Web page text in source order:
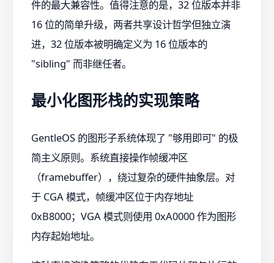
件的最大兼容性。值得注意的是，32 位版本并非
16 位的简单升级，两者共享设计哲学但独立演
进，32 位版本被明确定义为 16 位版本的
"sibling" 而非继任者。
最小化图形栈的实现策略
GentleOS 的图形子系统体现了 "够用即可" 的极
简主义原则。系统直接操作帧缓冲区
（framebuffer），绕过复杂的硬件抽象层。对
于 CGA 模式，帧缓冲区位于内存地址
0xB8000；VGA 模式则使用 0xA0000 作为图形
内存起始地址。